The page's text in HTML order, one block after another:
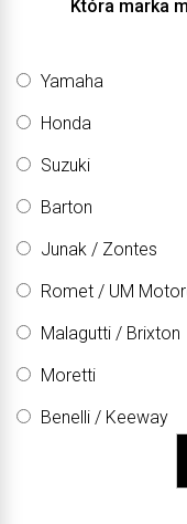
Która marka
Yamaha
Honda
Suzuki
Barton
Junak / Zontes
Romet / UM
Malagutti / Brixton
Moretti
Benelli / Keeway